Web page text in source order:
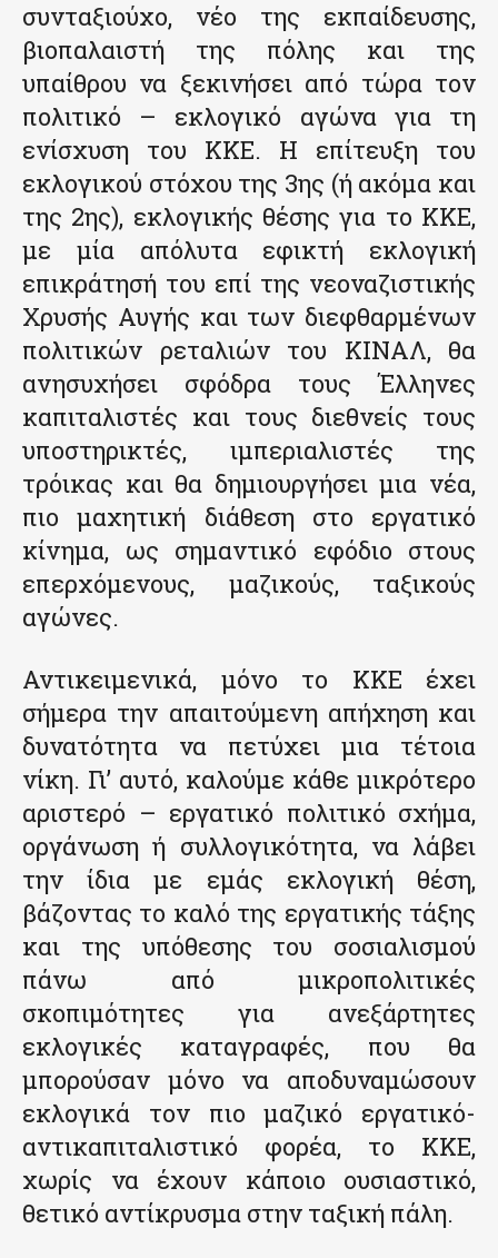
συνταξιούχο, νέο της εκπαίδευσης,
βιοπαλαιστή της πόλης και της
υπαίθρου να ξεκινήσει από τώρα τον
πολιτικό – εκλογικό αγώνα για τη
ενίσχυση του ΚΚΕ. Η επίτευξη του
εκλογικού στόχου της 3ης (ή ακόμα και
της 2ης), εκλογικής θέσης για το ΚΚΕ,
με μία απόλυτα εφικτή εκλογική
επικράτησή του επί της νεοναζιστικής
Χρυσής Αυγής και των διεφθαρμένων
πολιτικών ρεταλιών του ΚΙΝΑΛ, θα
ανησυχήσει σφόδρα τους Έλληνες
καπιταλιστές και τους διεθνείς τους
υποστηρικτές, ιμπεριαλιστές της
τρόικας και θα δημιουργήσει μια νέα,
πιο μαχητική διάθεση στο εργατικό
κίνημα, ως σημαντικό εφόδιο στους
επερχόμενους, μαζικούς, ταξικούς
αγώνες.
Αντικειμενικά, μόνο το ΚΚΕ έχει
σήμερα την απαιτούμενη απήχηση και
δυνατότητα να πετύχει μια τέτοια
νίκη. Γι’ αυτό, καλούμε κάθε μικρότερο
αριστερό – εργατικό πολιτικό σχήμα,
οργάνωση ή συλλογικότητα, να λάβει
την ίδια με εμάς εκλογική θέση,
βάζοντας το καλό της εργατικής τάξης
και της υπόθεσης του σοσιαλισμού
πάνω από μικροπολιτικές
σκοπιμότητες για ανεξάρτητες
εκλογικές καταγραφές, που θα
μπορούσαν μόνο να αποδυναμώσουν
εκλογικά τον πιο μαζικό εργατικό-
αντικαπιταλιστικό φορέα, το ΚΚΕ,
χωρίς να έχουν κάποιο ουσιαστικό,
θετικό αντίκρυσμα στην ταξική πάλη.